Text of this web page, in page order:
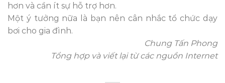
hơn và cần ít sự hỗ trợ hơn.
Một ý tưởng nữa là bạn nên cân nhắc tổ chức dạy
bơi cho gia đình.
Chung Tấn Phong
Tổng hợp và viết lại từ các nguồn Internet